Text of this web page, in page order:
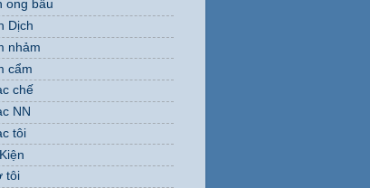
ong bầu
Dịch
nhảm
cẩm
chế
NN
tôi
tôi